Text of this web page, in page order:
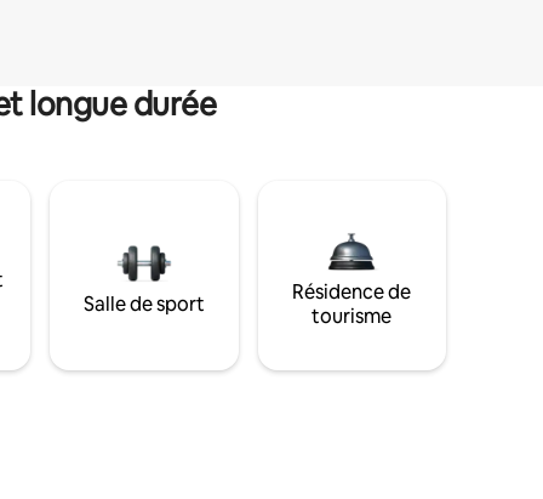
longue durée
Salle de sport
Résidence de
tourisme